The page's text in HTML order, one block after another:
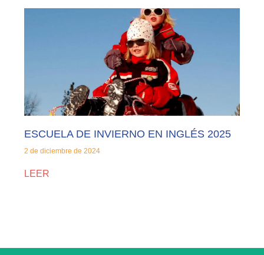
ESCUELA DE INVIERNO EN INGLÉS 2025
2 de diciembre de 2024
LEER